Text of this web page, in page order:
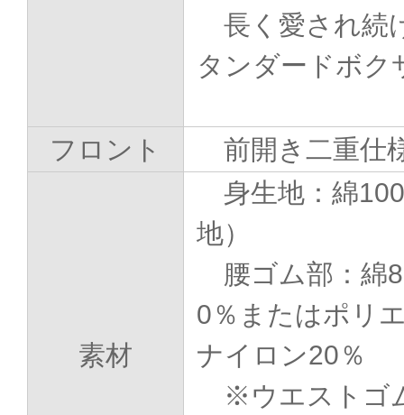
長く愛され続
タンダードボク
フロント 前開き二重仕
素材
身生地：綿
地）
腰ゴム部：綿
0％またはポ
ナイロン20％
※ウエストゴ